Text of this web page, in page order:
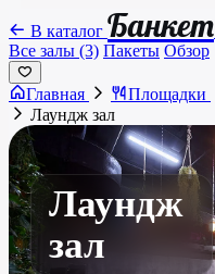
В каталог Банкет
Все залы (3) Пакеты Обзор
Главная Площадки
Лаундж зал
Лаундж
зал